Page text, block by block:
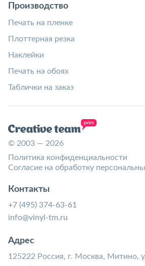
Производство
Печать на пленке
Плоттерная резка
Наклейки
Печать на обоях
Таблички на заказ
© 2003 — 2026
Политика конфиденциальности
Согласие на обработку
Контакты
+7 (495) 374-63-61
info@vinyl-tm.ru
Адрес
125222 Россия, г. Москва, Митино,